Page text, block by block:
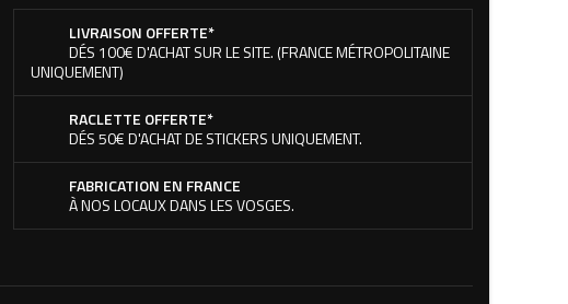
LIVRAISON OFFERTE*
DÉS 100€ D'ACHAT SUR LE SITE. (FRANCE MÉTROPOLITAINE
UNIQUEMENT)
RACLETTE OFFERTE*
DÉS 50€ D'ACHAT DE STICKERS UNIQUEMENT.
FABRICATION EN FRANCE
À NOS LOCAUX DANS LES VOSGES.